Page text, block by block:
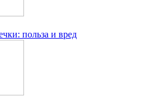
польза и вред